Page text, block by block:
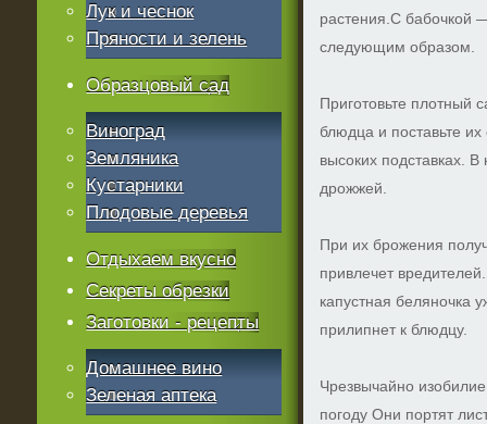
растения.С бабочкой
следующим образом.
Приготовьте плотный
блюдца и поставьте их
высоких подставках.
дрожжей.
При их брожения
привлечет
капустная беляночка
прилипнет к блюдцу.
Чрезвычайно
погоду Они портят
Лук и чеснок
Пряности и зелень
Образцовый сад
Виноград
Земляника
Кустарники
Плодовые деревья
Отдыхаем вкусно
Секреты обрезки
Заготовки - рецепты
Домашнее вино
Зеленая аптека